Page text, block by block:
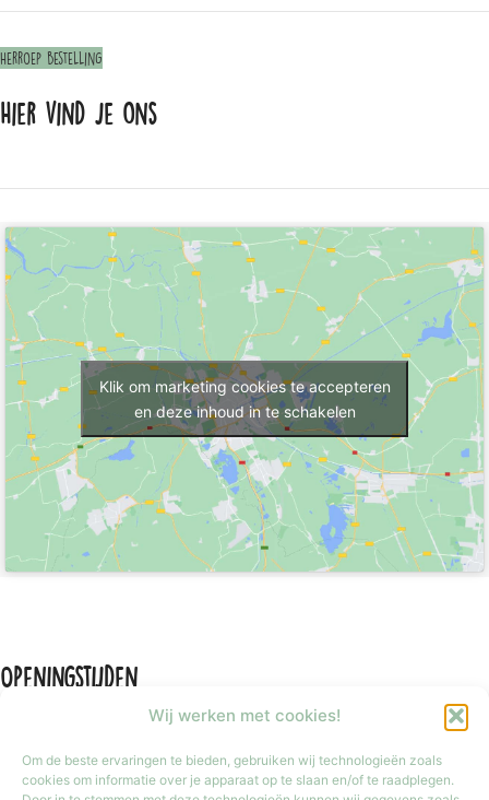
Wij werken met cookies!
Om de beste ervaringen te bieden, gebruiken wij technologieën zoals
cookies om informatie over je apparaat op te slaan en/of te raadplegen.
Herroep bestelling
Hier vind je ons
Klik om marketing cookies te accepteren
en deze inhoud in te schakelen
Openingstijden